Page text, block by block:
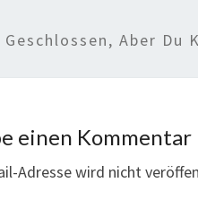
Aber Du
einen Kommentar
Adresse wird nicht